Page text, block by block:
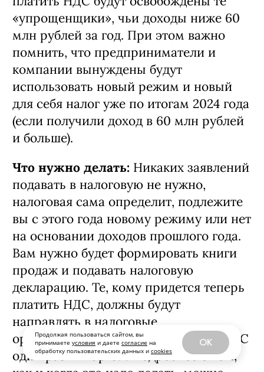
Продолжая пользоваться сайтом, вы
принимаете условия и даете согласие на
обработку пользовательских данных и cookies
OK
Следует помнить: От обязанности
платить НДС будут освобождены те
«упрощенщики», чьи доходы ниже 60
млн рублей за год. При этом важно
помнить, что предприниматели и
компании вынуждены будут
использовать новый режим и новый
для себя налог уже по итогам 2024 года
(если получили доход в 60 млн рублей
и больше).
Что нужно делать:Никаких заявлений
подавать в налоговую не нужно,
налоговая сама определит, подлежите
вы с этого года новому режиму или нет
на основании доходов прошлого года.
Вам нужно будет формировать книги
продаж и подавать налоговую
декларацию. Те, кому придется теперь
платить НДС, должны будут
направлять в налоговые
органы налоговую декларацию по НДС